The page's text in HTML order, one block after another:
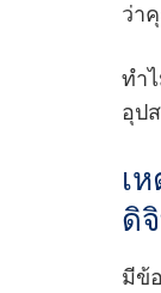
ว่า
ทํา
อุป
เ
ดิ
มีข้